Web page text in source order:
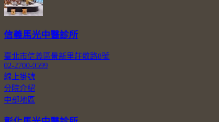
信義馬光中醫診所
臺北市信義區景新里莊敬路8號
02-2700-0599
線上掛號
分院介紹
中部地區